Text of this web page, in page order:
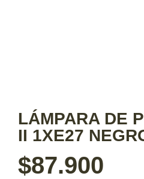
LÁMPARA DE
II 1XE27
$87.900